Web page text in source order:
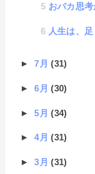
おバカ思
人生は、
►7月(31)
►6月(30)
►5月(34)
►4月(31)
►3月(31)